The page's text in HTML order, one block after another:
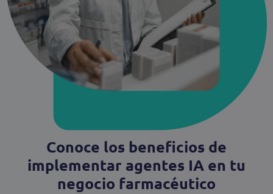
Conoce los beneficios de
implementar agentes IA en tu
negocio farmacéutico